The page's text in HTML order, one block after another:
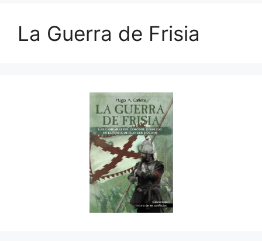
La Guerra de Frisia